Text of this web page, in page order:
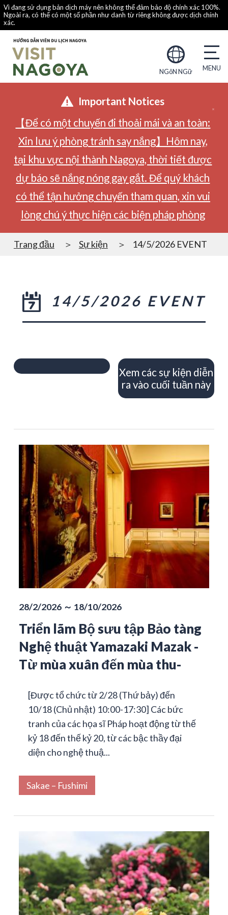
Vì đang sử dụng bản dịch máy nên không thể đảm bảo độ chính xác 100%.
Ngoài ra, có thể có một số phần như danh từ riêng không được dịch chính
xác.
NGôN NGữ
Important Notices
【Để có một chuyến đi thoải mái và an toàn:
Xin lưu ý phòng tránh say nắng】Hôm nay,
tại khu vực nội thành Nagoya, thời tiết được
dự báo sẽ nắng nóng gay gắt. Để quý khách
có thể tận hưởng chuyến tham quan, xin vui
lòng chú ý thực hiện các biện pháp phòng
Trang đầu Sự kiện 14/5/2026 EVENT
14/5/2026 EVENT
Xem các sự kiện diễn
ra vào cuối tuần này
28/2/2026 ～ 18/10/2026
Triển lãm Bộ sưu tập Bảo tàng
Nghệ thuật Yamazaki Mazak -
Từ mùa xuân đến mùa thu-
[Được tổ chức từ 2/28 (Thứ bảy) đến
10/18 (Chủ nhật) 10:00-17:30] Các bức
tranh của các họa sĩ Pháp hoạt động từ thế
kỷ 18 đến thế kỷ 20, từ các bậc thầy đại
diện cho nghệ thuậ...
Sakae – Fushimi